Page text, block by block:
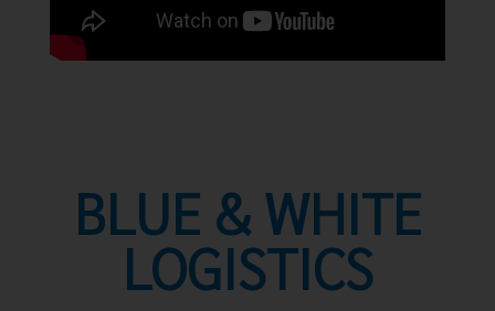
BLUE & WHITE
LOGISTICS